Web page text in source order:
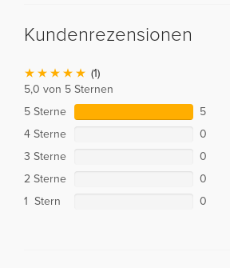
Kundenrezensionen
(1)
5,0 von 5 Sternen
5 Sterne
5
4 Sterne
0
3 Sterne
0
2 Sterne
0
1 Stern
0